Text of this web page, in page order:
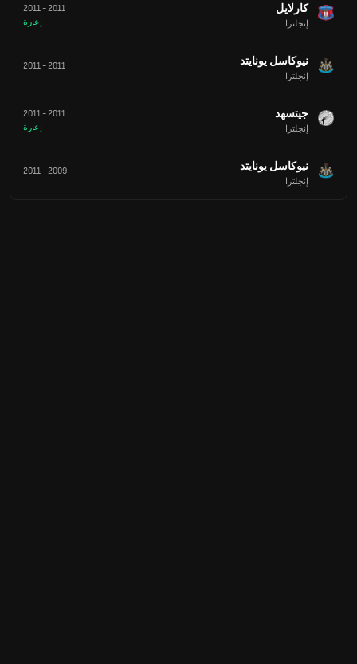
كارلايل
إنجلترا
2011
-
2011
إعارة
نيوكاسل يونايتد
إنجلترا
2011
-
2011
جيتسهد
إنجلترا
2011
-
2011
إعارة
نيوكاسل يونايتد
إنجلترا
2009
-
2011